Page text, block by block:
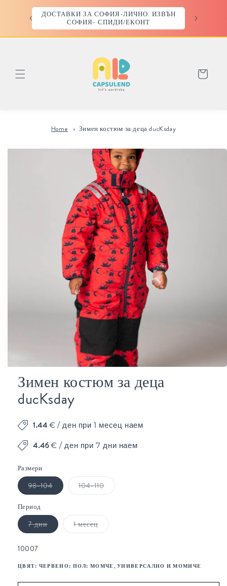
съдържанието
ДОСТАВКИ ЗА СОФИЯ-ЛИЧНО. ИЗВЪН
СОФИЯ- СПИДИ/ЕКОНТ
Количка
Home Зимен костюм за деца ducKsday
Прескочи към
Отваряне
мултимедия
модален
елемент
Зимен костюм за деца
ducKsday
1.44 € / ден при 1 месец наем
4.46€ / ден при 7 дни наем
Размери
98-104Вариантът
е
неналичен.
104-110Вариантът
Период
7 дниВариантът
е
1 месецВариантът
SKU:
10007
ЦВЯТ: ЧЕРВЕНО; ПОЛ:МОМЧЕ, УНИВЕРСАЛНО И МОМИЧЕ